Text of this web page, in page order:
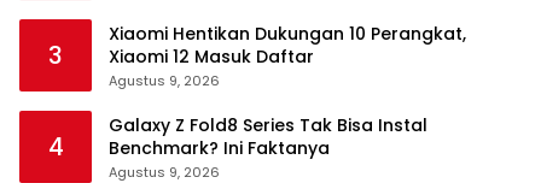
3
Xiaomi Hentikan Dukungan 10 Perangkat,
Xiaomi 12 Masuk Daftar
Agustus 9, 2026
4
Galaxy Z Fold8 Series Tak Bisa Instal
Benchmark? Ini Faktanya
Agustus 9, 2026